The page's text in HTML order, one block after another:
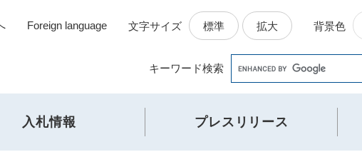
Foreign language 文字サイズ 標準 拡大 背景色
入札情報 プレスリリース
キーワード検索
Google
カ
ス
タ
ム
検